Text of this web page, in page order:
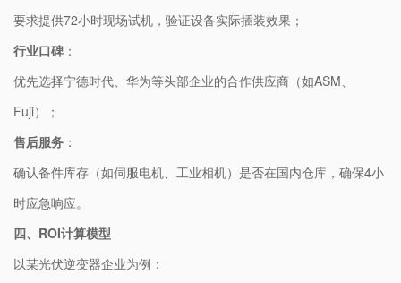
要求提供72小时现场试机，验证设备实际插装效果；
​行业口碑​ ​：
优先选择宁德时代、华为等头部企业的合作供应商（如ASM、
Fuji）；
​售后服务​ ​：
确认备件库存（如伺服电机、工业相机）是否在国内仓库，确保4小
时应急响应。
四、ROI计算模型
以某光伏逆变器企业为例：